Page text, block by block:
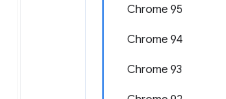
Chrome 95
Chrome 94
Chrome 93